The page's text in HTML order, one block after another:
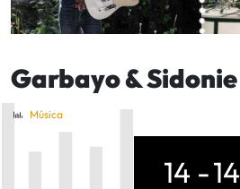
Garbayo & Sidonie
Música
14 -14